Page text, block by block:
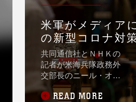
米軍がメディア
の新型コロナ対
共同通信社とＮＨＫの
記者が米海兵隊政務外
交部長のニール・オー
ウェンズ大佐と米海軍
病院長のデビッド・ク
READ MORE